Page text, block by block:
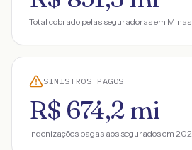
Total cobrado pelas seguradoras em
SINISTROS PAGOS
R$ 674,2 mi
Indenizações pagas aos segurados em